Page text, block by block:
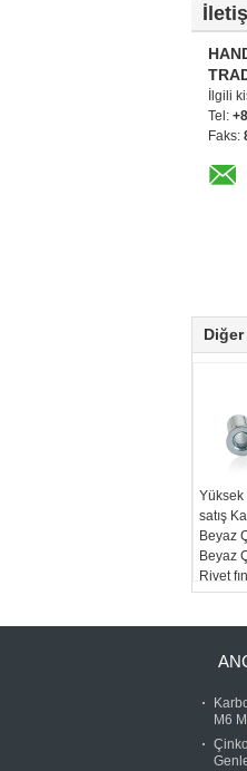
İlgili
Tel:
Faks:
Yüksek
satış
Beyaz
Beyaz
Rivet
M6